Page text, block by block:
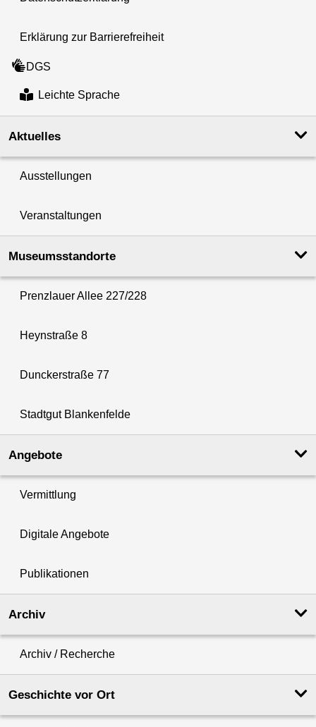
Erklärung zur Barrierefreiheit
DGS
Leichte Sprache
Aktuelles
Ausstellungen
Veranstaltungen
Museumsstandorte
Prenzlauer Allee 227/228
Heynstraße 8
Dunckerstraße 77
Stadtgut Blankenfelde
Angebote
Vermittlung
Digitale Angebote
Publikationen
Archiv
Archiv / Recherche
Geschichte vor Ort